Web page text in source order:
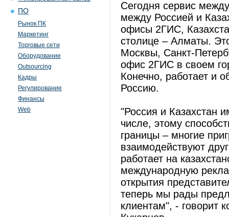
ПО
Рынок ПК
Маркетинг
Торговые сети
Оборудование
Outsourcing
Кадры
Регулирование
Финансы
Web
Сегодня сервис
между Россией и
офисы 2ГИС,
столице – Алматы.
Москвы, Санкт-
офис 2ГИС в своем
Конечно, работает и
Россию.
"Россия и Казахстан
числе, этому
границы – многие
взаимодействуют
работает на
международную
открытия
теперь мы рады
клиентам", - говорит